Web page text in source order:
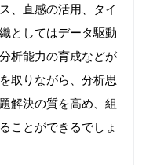
、直感の活用、タイ
としてはデータ駆動
析能力の育成などが
取りながら、分析思
解決の質を高め、組
ことができるでしょ